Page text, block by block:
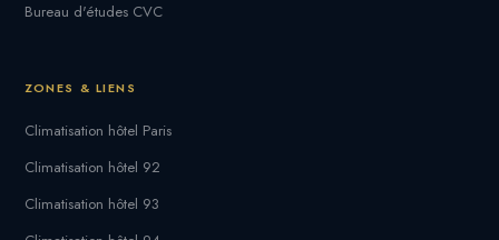
Bureau d'études CVC
ZONES & LIENS
Climatisation hôtel Paris
Climatisation hôtel 92
Climatisation hôtel 93